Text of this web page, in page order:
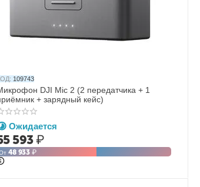
109743
DJI Mic 2 (2 передатчика + 1
+ зарядный кейс)
Ожидается
593₽
48 933 ₽